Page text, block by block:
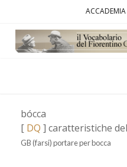
bócca
[ DQ ] caratteristiche
GB (farsi) portare per bocca